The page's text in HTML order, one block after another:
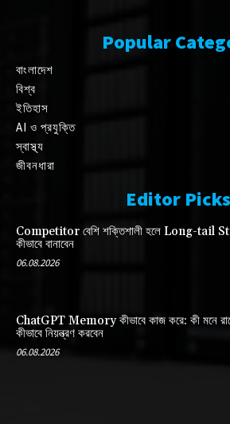
Popular
বাংলাদেশ
বিশ্ব
ইতিহাস
AI ও প্রযুক্তি
স্বাস্থ্য
জীবনধারা
Editor Picks
Competitor বেশি শক্তিশালী হলে Long-tail
কীভাবে বানাবেন
06.08.2026
ChatGPT Memory কীভাবে কাজ করে: কী মনে
কীভাবে নিয়ন্ত্রণ করবেন
06.08.2026